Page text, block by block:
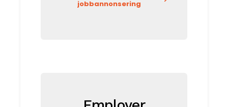
jobbannonsering